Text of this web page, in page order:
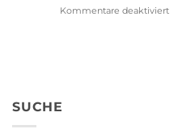
Kommentare deaktiviert
SUCHE